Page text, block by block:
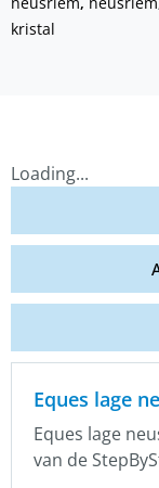
kristal
Loading...
Eques lage
Eques lage
van de